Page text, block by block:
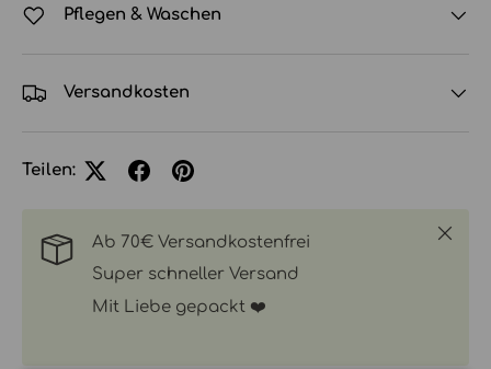
Pflegen & Waschen
Versandkosten
Teilen:
Ab 70€ Versandkostenfrei
Super schneller Versand
Mit Liebe gepackt ❤️